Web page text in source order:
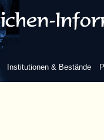
Institutionen & Bestände